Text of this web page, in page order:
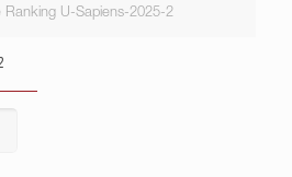
Ranking U-Sapiens-2025-2